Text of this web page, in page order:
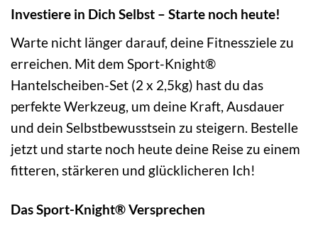
Investiere in Dich Selbst – Starte noch heute!
Warte nicht länger darauf, deine Fitnessziele zu
erreichen. Mit dem Sport-Knight®
Hantelscheiben-Set (2 x 2,5kg) hast du das
perfekte Werkzeug, um deine Kraft, Ausdauer
und dein Selbstbewusstsein zu steigern. Bestelle
jetzt und starte noch heute deine Reise zu einem
fitteren, stärkeren und glücklicheren Ich!
Das Sport-Knight® Versprechen